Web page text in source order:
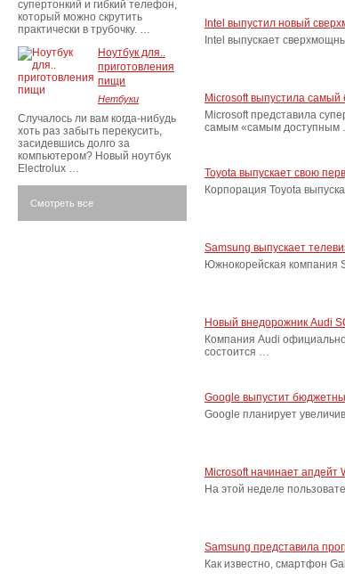
Intel выпустил новый
Intel выпускает
Microsoft выпустила
Microsoft представила
самым «самым доступным
Toyota выпускает свою
Корпорация Toyota
Samsung выпускает
Южнокорейская компания
Новый внедорожник Audi
Компания Audi
состоится …
Google выпустит
Google планирует
Microsoft начинает апдейт
На этой неделе
Samsung представила
Как известно, смартфон
супертонкий и гибкий телефон,
который можно скрутить
практически в трубочку. …
Ноутбук для..
приготовления
пищи
Нетбуки
Случалось ли вам когда-нибудь
хоть раз забыть перекусить,
засидевшись долго за
компьютером? Новый ноутбук
Electrolux …
Смотреть все